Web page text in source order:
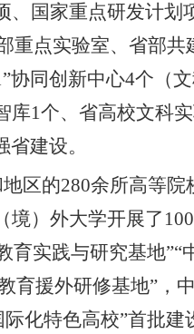
、国家重点研发计划
重点实验室、省部
”协同创新中心4个 （
库1个、 省高校文科
建设。
区的280余所高等院
境）外大学开展了 100
育实践与研究基地”“
援外研修基地”，
化特色高校”首批